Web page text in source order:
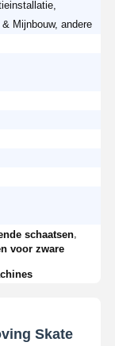
Mijnbouw, andere
schaatsen
voor zware
Skate